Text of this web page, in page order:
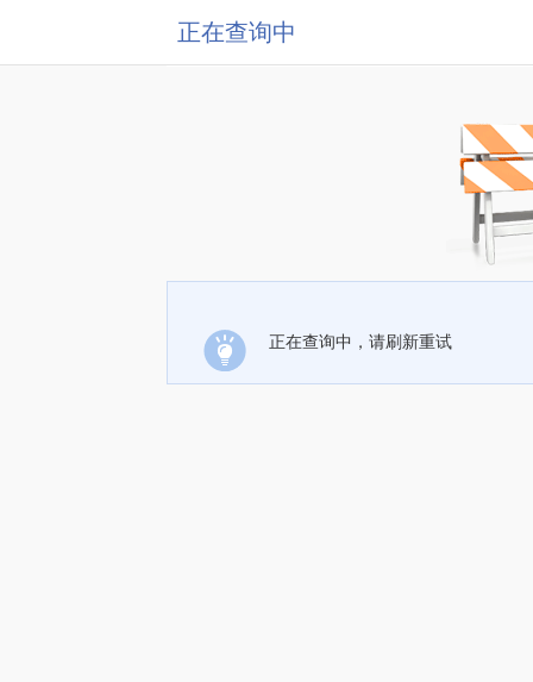
正在查询中
正在查询中，请刷新重试